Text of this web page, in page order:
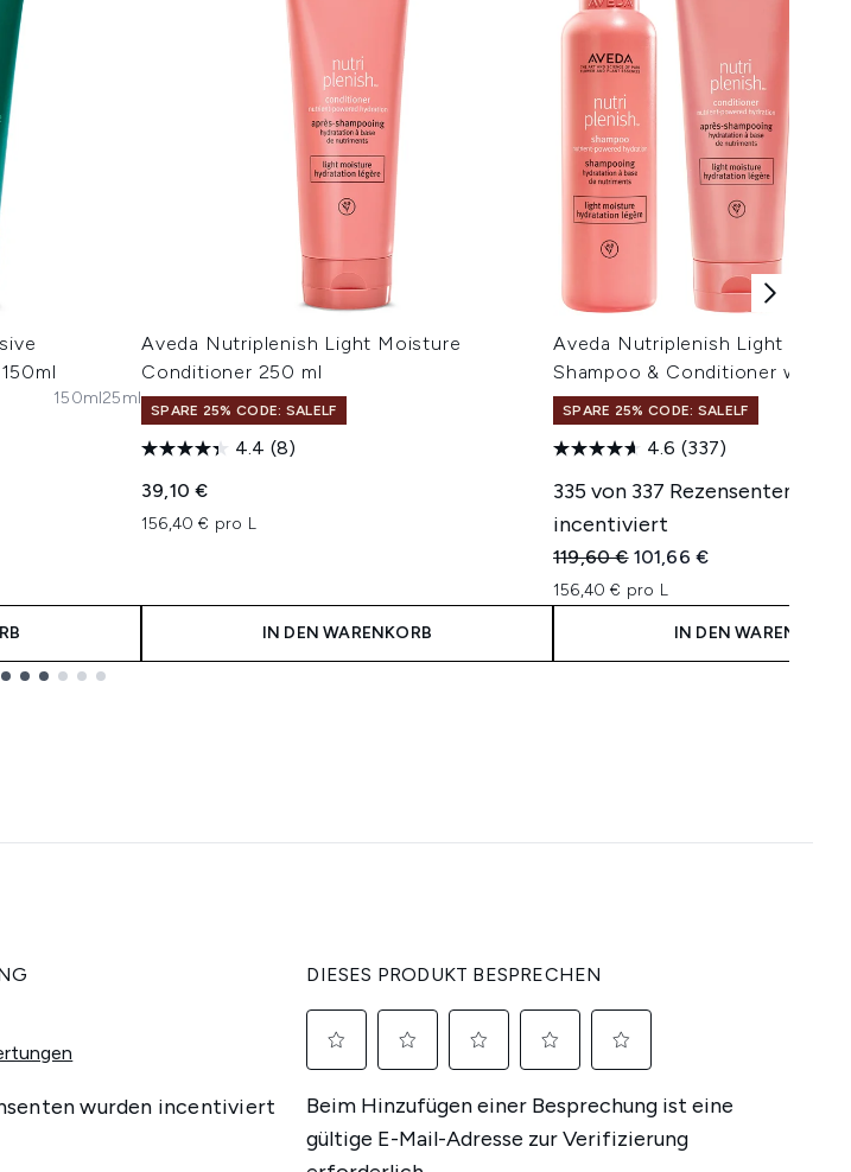
150ml25ml
Aveda Nutriplenish Light Moisture
Conditioner 250 ml
SPARE 25% CODE: SALELF
4.4 (8)
39,10 €
156,40 € pro L
IN DEN WARENKORB
Aveda Nutriplenish Light
Shampoo & Conditioner with
SPARE 25% CODE: SALELF
4.6 (337)
335 von 337 Rezensenten
incentiviert
Unverbindliche Preisempfehlung:
119,60 € Aktueller Preis:
101,66 €
156,40 € pro L
IN DEN WARENKORB